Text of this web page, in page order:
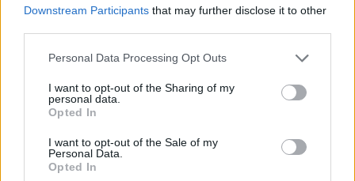
Downstream Participants that may further disclose it to other
Personal Data Processing Opt Outs
I want to opt-out of the Sharing of my
personal data.
Opted In
I want to opt-out of the Sale of my
Personal Data.
Opted In
modern – ich liebe starke Schnitte genauso wie fließende
Stoffe. Mein Lieblingsstück ist ein Abendkleid von Saint
Laurent.
F: Welche aktuellen Fashiontrends liebst du und welche
findest du ganz furchtbar?
und natürlichen Farben. Furchtbar finde ich eigentlich
nichts. Mode ist Ausdruck und jeder hat seinen eigenen